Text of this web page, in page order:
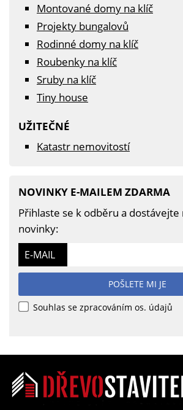
Montované domy na klíč
Projekty bungalovů
Rodinné domy na klíč
Roubenky na klíč
Sruby na klíč
Tiny house
UŽITEČNÉ
Katastr nemovitostí
NOVINKY E-MAILEM ZDARMA
Přihlaste se k odběru a dostávejte
novinky:
E-MAIL
POŠLETE MI JE
Souhlas se zpracováním os. údajů